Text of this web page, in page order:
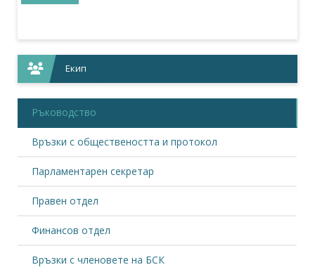
Екип
Ръководство
Връзки с обществеността и протокол
Парламентарен секретар
Правен отдел
Финансов отдел
Връзки с членовете на БСК